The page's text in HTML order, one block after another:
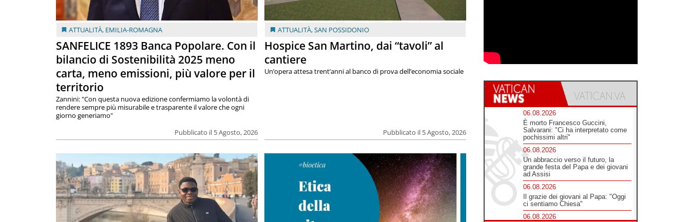
ATTUALITÀ, EMILIA-ROMAGNA
SANFELICE 1893 Banca Popolare. Con il
bilancio di Sostenibilità 2025 meno
carta, meno emissioni, più valore per il
territorio
Pubblicato il 5 Agosto, 2026
Zannini: "Con questa nuova edizione confermiamo la volontà di
rendere sempre più misurabile e trasparente il valore che ogni
giorno generiamo"
ATTUALITÀ,SAN POSSIDONIO
Hospice San Martino, dai “tavoli” al
cantiere
Pubblicato il 5 Agosto, 2026
Un’opera attesa trent’anni al banco di prova dell’economia sociale
06.08.2026
È morto Francesco Guccini,
Salvarani: "Ci ha interpretato come
pochissimi altri"
06.08.2026
Un abbraccio verso il futuro, la
grande festa del Papa e dei giovani
ad Assisi
06.08.2026
Il grazie dei giovani al Papa: "Oggi
ci sentiamo Chiesa"
06.08.2026